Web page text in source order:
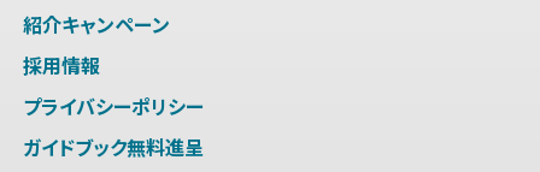
紹介キャンペーン
採用情報
プライバシーポリシー
ガイドブック無料進呈